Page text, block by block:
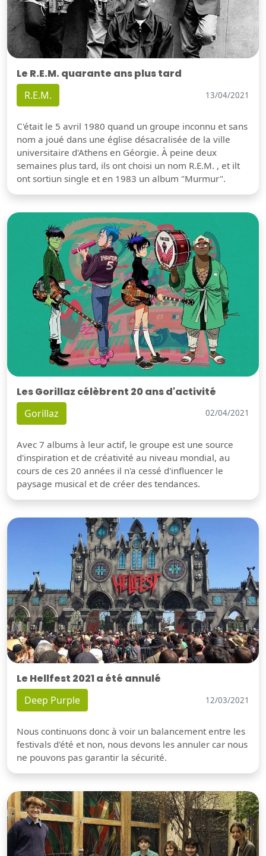
Le R.E.M. quarante ans plus tard
R.E.M. 13/04/2021
C'était le 5 avril 1980 quand un groupe inconnu et sans
nom a joué dans une église désacralisée de la ville
universitaire d'Athens en Géorgie. À peine deux
semaines plus tard, ils ont choisi un nom R.E.M. , et ilt
ont sortiun single et en 1983 un album "Murmur".
Les Gorillaz célèbrent 20 ans d'activité
Gorillaz 02/04/2021
Avec 7 albums à leur actif, le groupe est une source
d'inspiration et de créativité au niveau mondial, au
cours de ces 20 années il n'a cessé d'influencer le
paysage musical et de créer des tendances.
Le Hellfest 2021 a été annulé
Deep Purple 12/03/2021
Nous continuons donc à voir un balancement entre les
festivals d'été et non, nous devons les annuler car nous
ne pouvons pas garantir la sécurité.